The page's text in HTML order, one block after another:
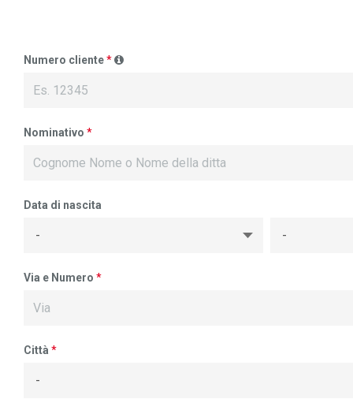
Numero cliente*
Nominativo *
Data di nascita
Via e Numero *
Città *